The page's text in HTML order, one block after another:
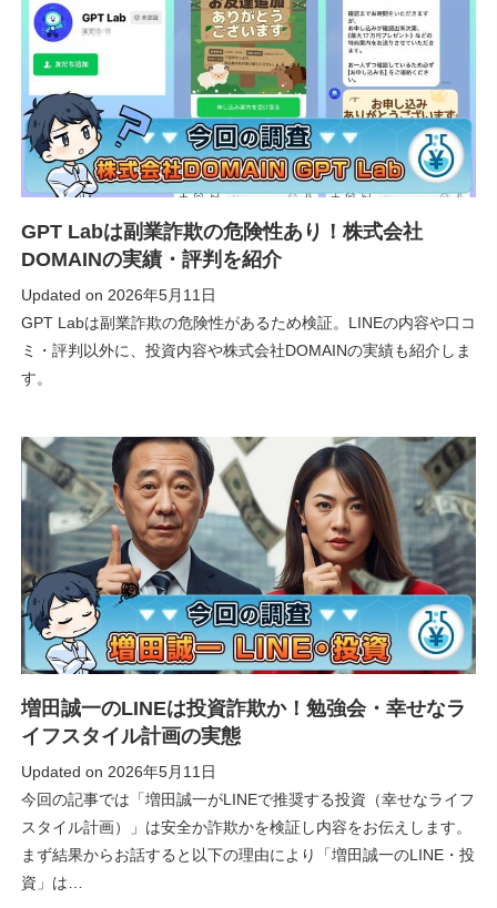
GPT Labは副業詐欺の危険性あり！株式会社
DOMAINの実績・評判を紹介
Updated on 2026年5月11日
GPT Labは副業詐欺の危険性があるため検証。LINEの内容や口コ
ミ・評判以外に、投資内容や株式会社DOMAINの実績も紹介しま
す。
増田誠一のLINEは投資詐欺か！勉強会・幸せなラ
イフスタイル計画の実態
Updated on 2026年5月11日
今回の記事では「増田誠一がLINEで推奨する投資（幸せなライフ
スタイル計画）」は安全か詐欺かを検証し内容をお伝えします。
まず結果からお話すると以下の理由により「増田誠一のLINE・投
資」は…